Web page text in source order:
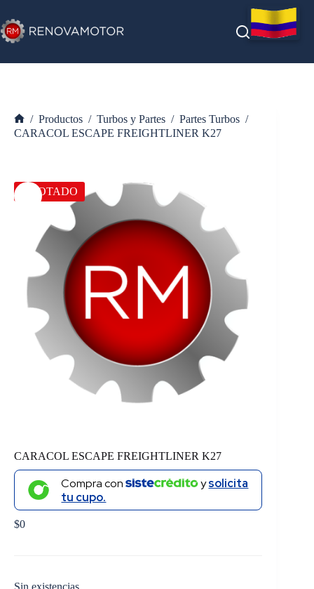
al
contenido
Inicio
/ Productos / Turbos y Partes / Partes Turbos /
CARACOL ESCAPE FREIGHTLINER K27
AGOTADO
CARACOL ESCAPE FREIGHTLINER K27
Compra con ysolicita
tu cupo.
$0
Sin existencias